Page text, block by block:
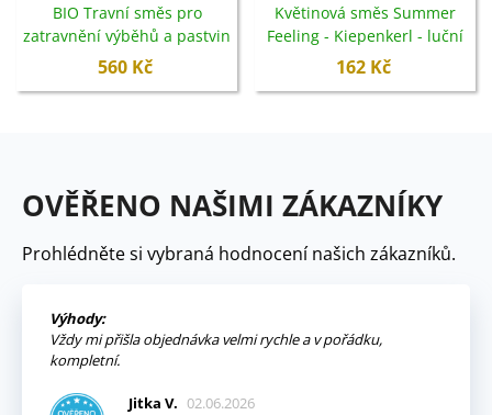
BIO Travní směs pro
zatravnění výběhů a pastvin
- směs trav - semena -
560 Kč
Květinová směs Summer
Feeling - Kiepenkerl - luční
směs - 100 g
162 Kč
OVĚŘENO NAŠIMI ZÁKAZNÍKY
Prohlédněte si vybraná hodnocení našich zákazníků.
Výhody:
Vždy mi přišla objednávka velmi rychle a v pořádku,
kompletní.
Jitka V. 02.06.2026